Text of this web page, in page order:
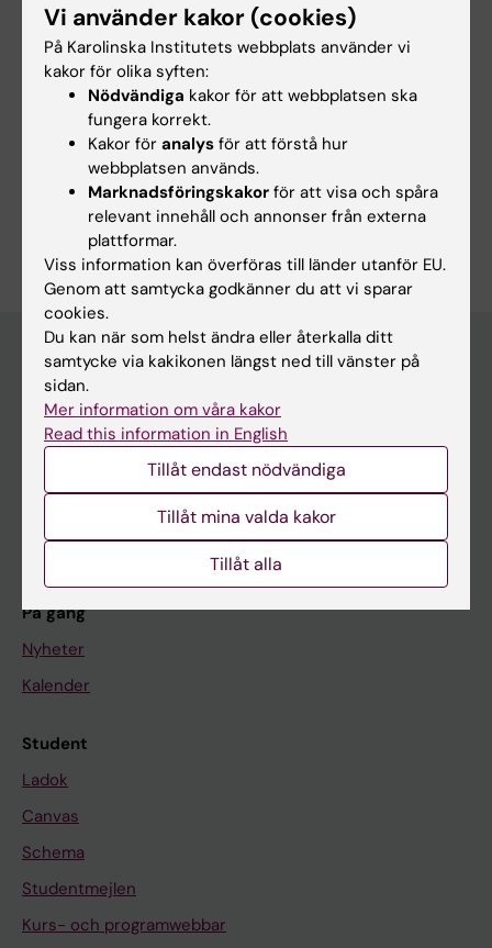
Innehållsgranskare:
Maria Hagströmer
Sidan uppdaterad:2026-03-04
Huvudmeny
Utbildning
Forskarutbildning
Forskning
Om KI
På gång
Nyheter
Kalender
Student
Ladok
Canvas
Schema
Studentmejlen
Kurs- och programwebbar
Vi använder kakor (cookies)
På Karolinska Institutets webbplats använder vi
kakor för olika syften:
Nödvändiga kakor för att webbplatsen ska
fungera korrekt.
Kakor för analys för att förstå hur
webbplatsen används.
Marknadsföringskakor för att visa och spåra
relevant innehåll och annonser från externa
plattformar.
Viss information kan överföras till länder utanför EU.
Genom att samtycka godkänner du att vi sparar
cookies.
Du kan när som helst ändra eller återkalla ditt
samtycke via kakikonen längst ned till vänster på
sidan.
Mer information om våra kakor
Read this information in English
Tillåt endast nödvändiga
Tillåt mina valda kakor
Tillåt alla